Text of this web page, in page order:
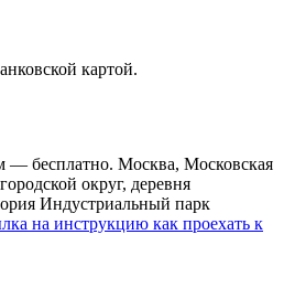
картой.
— бесплатно. Москва, Московская
округ, деревня
Индустриальный парк
на инструкцию как проехать к